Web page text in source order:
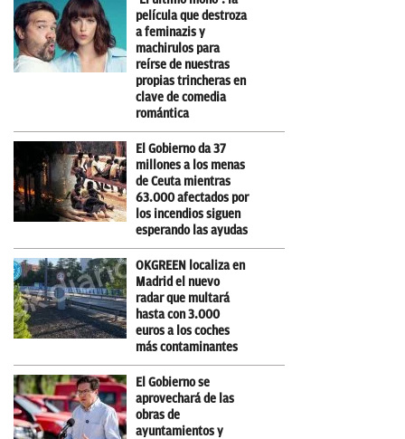
película que destroza
a feminazis y
machirulos para
reírse de nuestras
propias trincheras en
clave de comedia
romántica
El Gobierno da 37
millones a los menas
de Ceuta mientras
63.000 afectados por
los incendios siguen
esperando las ayudas
OKGREEN localiza en
Madrid el nuevo
radar que multará
hasta con 3.000
euros a los coches
más contaminantes
El Gobierno se
aprovechará de las
obras de
ayuntamientos y